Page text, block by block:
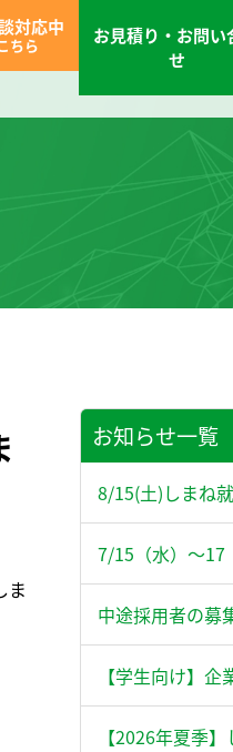
対応中
ちら
お見積り・お問い
せ
ま
お知らせ一覧
8/15(土)しまね
7/15（水）～17
中途採用者の募
【学生向け】
【2026年夏季